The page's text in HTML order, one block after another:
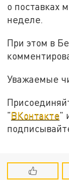
о поставках
неделе.
При этом в
Уважаемые
"ВКонтакте"